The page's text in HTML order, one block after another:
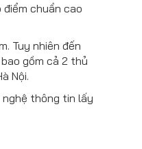
chuẩn cao
Tuy nhiên đến
gồm cả 2 thủ
Nội.
nghệ thông tin lấy